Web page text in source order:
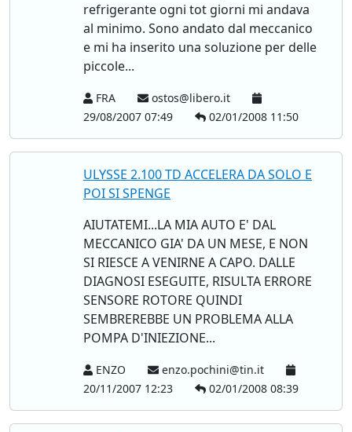
refrigerante ogni tot giorni mi andava
al minimo. Sono andato dal meccanico
e mi ha inserito una soluzione per delle
piccole...
FRA
ostos@libero.it
29/08/2007 07:49
02/01/2008 11:50
ULYSSE 2.100 TD ACCELERA DA SOLO E
POI SI SPENGE
AIUTATEMI...LA MIA AUTO E' DAL
MECCANICO GIA' DA UN MESE, E NON
SI RIESCE A VENIRNE A CAPO. DALLE
DIAGNOSI ESEGUITE, RISULTA ERRORE
SENSORE ROTORE QUINDI
SEMBREREBBE UN PROBLEMA ALLA
POMPA D'INIEZIONE...
ENZO
enzo.pochini@tin.it
20/11/2007 12:23
02/01/2008 08:39